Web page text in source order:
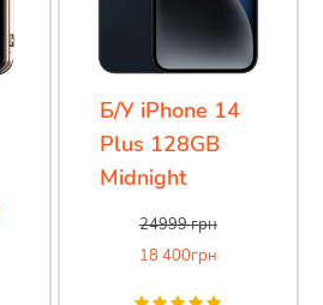
Б/У iPhone 14
Plus 128GB
Midnight
24999грн
18 400грн